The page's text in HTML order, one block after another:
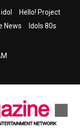
Hello! Project
News
Idols 80s